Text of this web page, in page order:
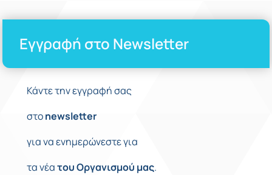
Εγγραφή στο Newsletter
Κάντε την εγγραφή σας
στοnewsletter
για να ενημερώνεστε για
τα νέατουΟργανισμού μας.